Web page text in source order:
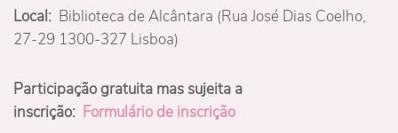
Local: Biblioteca de Alcântara (Rua José Dias Coelho,
27-29 1300-327 Lisboa)
Participação gratuita mas sujeita a
inscrição: Formulário de inscrição